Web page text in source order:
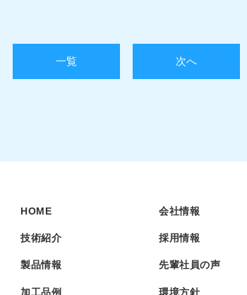
一覧 次へ
HOME 会社情報
技術紹介 採用情報
製品情報 先輩社員の声
加工品例 環境方針